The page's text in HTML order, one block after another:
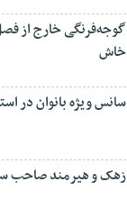
گوجه‌فرنگی خارج از
خاش
سانس ویژه بانوان در
زهک و هیرمند صاحب